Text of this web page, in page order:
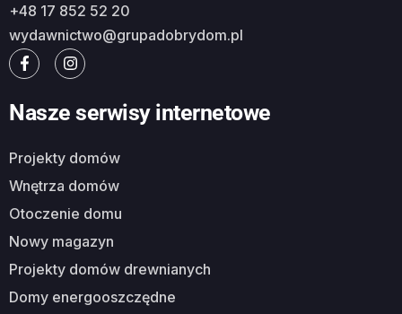
+48 17 852 52 20
wydawnictwo@grupadobrydom.pl
Nasze serwisy internetowe
Projekty domów
Wnętrza domów
Otoczenie domu
Nowy magazyn
Projekty domów drewnianych
Domy energooszczędne